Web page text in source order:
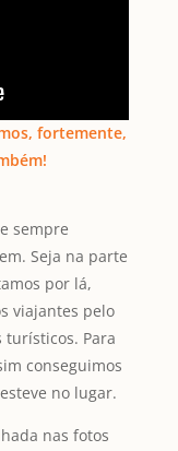
fortemente,
sempre
Seja na parte
por lá,
viajantes pelo
Para
conseguimos
no lugar.
nas fotos